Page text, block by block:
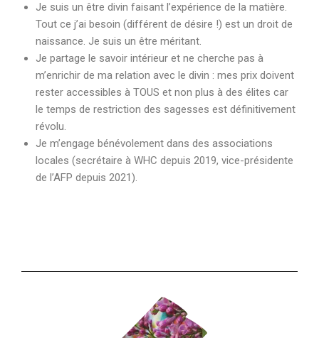
Je suis un être divin faisant l’expérience de la matière.
Tout ce j’ai besoin (différent de désire !) est un droit de
naissance. Je suis un être méritant.
Je partage le savoir intérieur et ne cherche pas à
m’enrichir de ma relation avec le divin : mes prix doivent
rester accessibles à TOUS et non plus à des élites car
le temps de restriction des sagesses est définitivement
révolu.
Je m’engage bénévolement dans des associations
locales (secrétaire à WHC depuis 2019, vice-présidente
de l’AFP depuis 2021).